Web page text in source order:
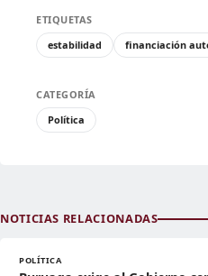
ETIQUETAS
estabilidad
financiación
CATEGORÍA
Política
NOTICIAS RELACIONADAS
POLÍTICA